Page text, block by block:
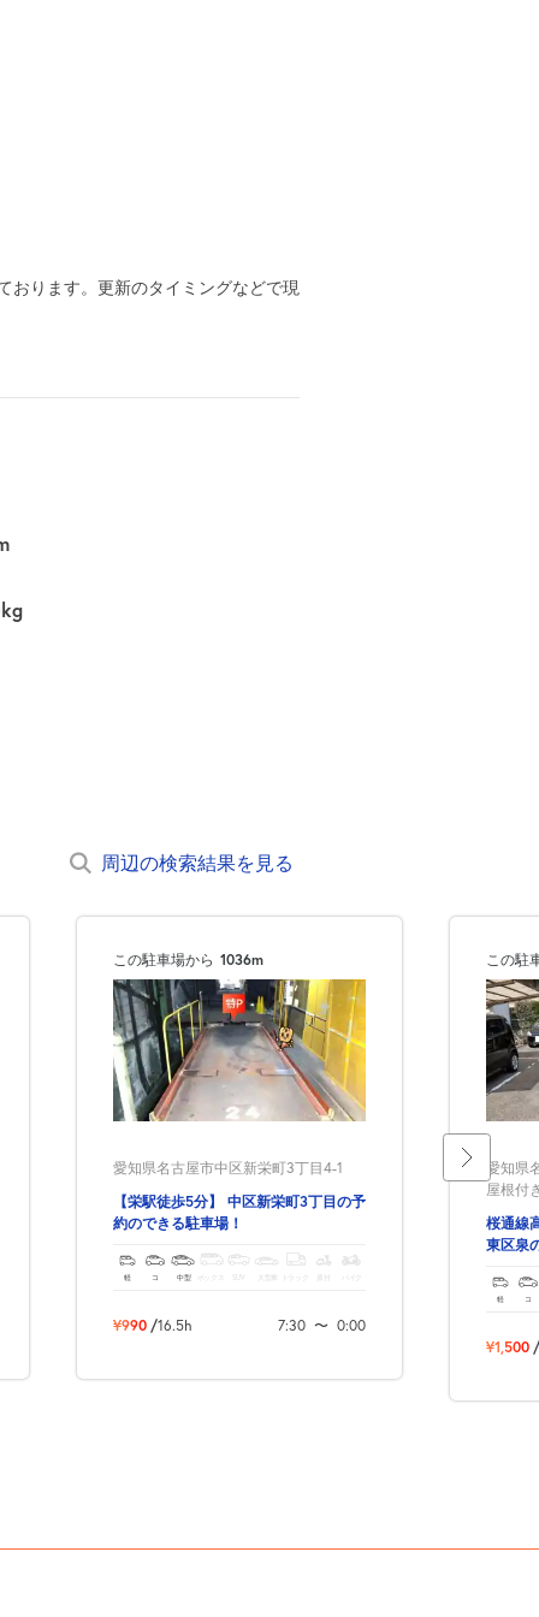
おります。更新のタイミングなどで現
周辺の検索結果を見る
この駐車場から 1036m
愛知県名古屋市中区新栄町3丁目4-1
【栄駅徒歩5分】 中区新栄町3丁目の予
約のできる駐車場！
軽 コ 中型 ボックス SUV 大型車 トラック バイク
¥990 /16.5h 7:30 〜 0:00
この駐
愛知県
屋根付
桜通線
東区泉
軽 コ
¥1,500 /